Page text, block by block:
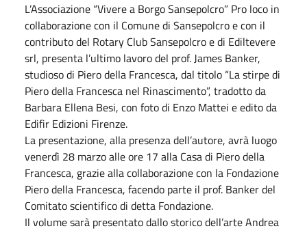
L’Associazione “Vivere a Borgo Sansepolcro” Pro loco in
collaborazione con il Comune di Sansepolcro e con il
contributo del Rotary Club Sansepolcro e di Ediltevere
srl, presenta l’ultimo lavoro del prof. James Banker,
studioso di Piero della Francesca, dal titolo “La stirpe di
Piero della Francesca nel Rinascimento”, tradotto da
Barbara Ellena Besi, con foto di Enzo Mattei e edito da
Edifir Edizioni Firenze.
La presentazione, alla presenza dell’autore, avrà luogo
venerdì 28 marzo alle ore 17 alla Casa di Piero della
Francesca, grazie alla collaborazione con la Fondazione
Piero della Francesca, facendo parte il prof. Banker del
Comitato scientifico di detta Fondazione.
Il volume sarà presentato dallo storico dell’arte Andrea